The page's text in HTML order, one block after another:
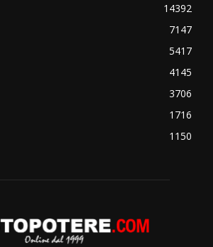
14392
7147
5417
4145
3706
1716
1150